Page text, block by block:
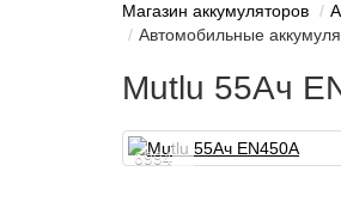
Магазин аккумуляторов
Автомобильные
Mutlu 55Ач
6994